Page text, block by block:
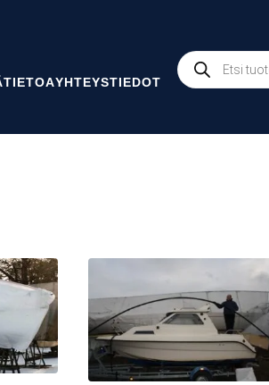
YHTEYSTIEDOT
Products
search